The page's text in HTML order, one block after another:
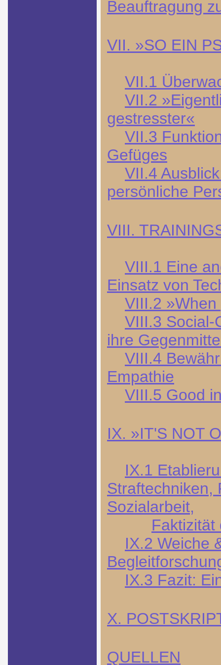
Beauftragung
VII. »SO EIN
VII.1
VII.2
gestresster«
VII.3
Gefüges
VII.4
persönliche
VIII.
VIII.1 Eine
Einsatz von
VIII.2
VIII.3 Social-
ihre
VIII.4
Empathie
VIII.5 Good
IX. »IT'S NOT
IX.1
Straftechniken,
Sozialarbeit,
Faktizität
IX.2 Weiche
IX.3 Fazit:
X.
QUELLEN